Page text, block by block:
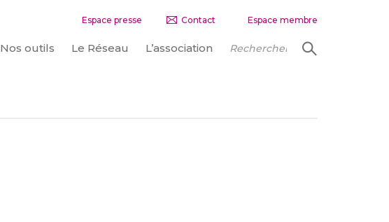
Espace presse Contact Espace membre
Nos outils Le Réseau L’association